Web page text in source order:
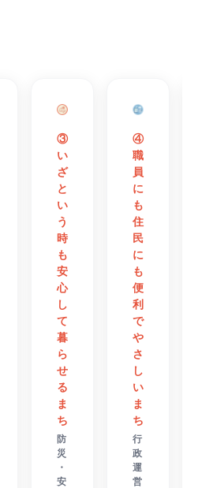
③
い
ざ
と
い
う
時
も
安
心
し
て
暮
ら
せ
る
ま
ち
防
災
・
安
④
職
員
に
も
住
民
に
も
便
利
で
や
さ
し
い
ま
ち
行
政
運
営